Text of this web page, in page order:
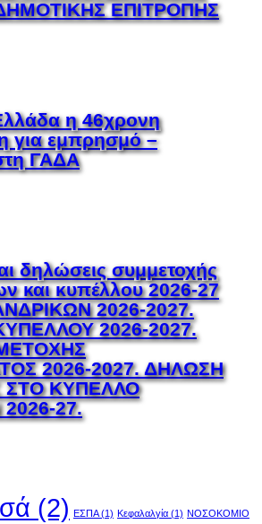
ΕΠΙΤΡΟΠΗΣ
η 46χρονη
για εμπρησμό –
ΓΑΔΑ
δηλώσεις συμμετοχής
και κυπέλλου 2026-27
2026-2027.
2026-2027.
2026-2027. ΔΗΛΩΣΗ
ΚΥΠΕΛΛΟ
27.
(2) ΕΣΠΑ(1) Κεφαλαλγία (1) ΝΟΣΟΚΟΜΙΟ